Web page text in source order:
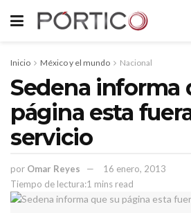
Inicio México y el mundo Nacional
Sedena informa
página esta
servicio
por Omar Reyes
16 enero, 2013
Tiempo de lectura:1 mins read